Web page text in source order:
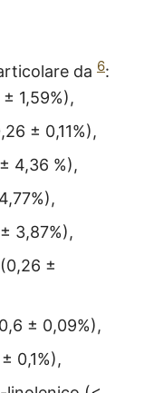
da 6:
± 1,59%),
± 0,11%),
4,36 %),
3,87%),
±
± 0,09%),
0,1%),